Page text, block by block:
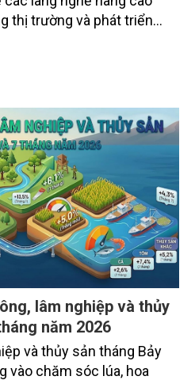
thị trường và phát triển
và cơ sở sản xuất đã
đầu tư công nghệ, xây
lâm nghiệp và thủy
năm 2026
và thủy sản tháng Bảy
vào chăm sóc lúa, hoa